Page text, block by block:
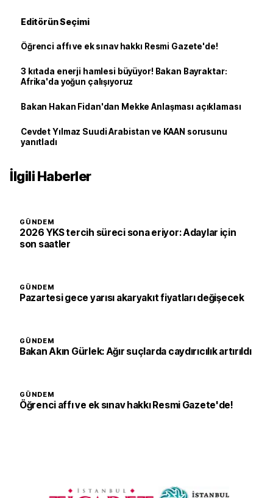
Editörün Seçimi
Öğrenci affı ve ek sınav hakkı Resmi Gazete'de!
3 kıtada enerji hamlesi büyüyor! Bakan Bayraktar:
Afrika'da yoğun çalışıyoruz
Bakan Hakan Fidan'dan Mekke Anlaşması açıklaması
Cevdet Yılmaz Suudi Arabistan ve KAAN sorusunu
yanıtladı
İlgili Haberler
GÜNDEM
2026 YKS tercih süreci sona eriyor: Adaylar için
son saatler
GÜNDEM
Pazartesi gece yarısı akaryakıt fiyatları değişecek
GÜNDEM
Bakan Akın Gürlek: Ağır suçlarda caydırıcılık artırıldı
GÜNDEM
Öğrenci affı ve ek sınav hakkı Resmi Gazete'de!